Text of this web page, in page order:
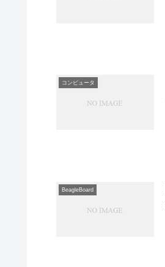
コンピュータ
BeagleBoard